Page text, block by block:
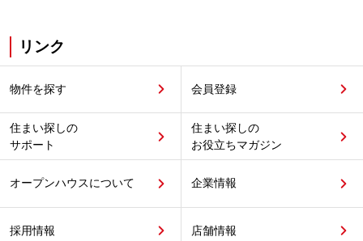
リンク
物件を探す 会員登録
住まい探しの
サポート
住まい探しの
お役立ちマガジン
オープンハウスについて 企業情報
採用情報 店舗情報